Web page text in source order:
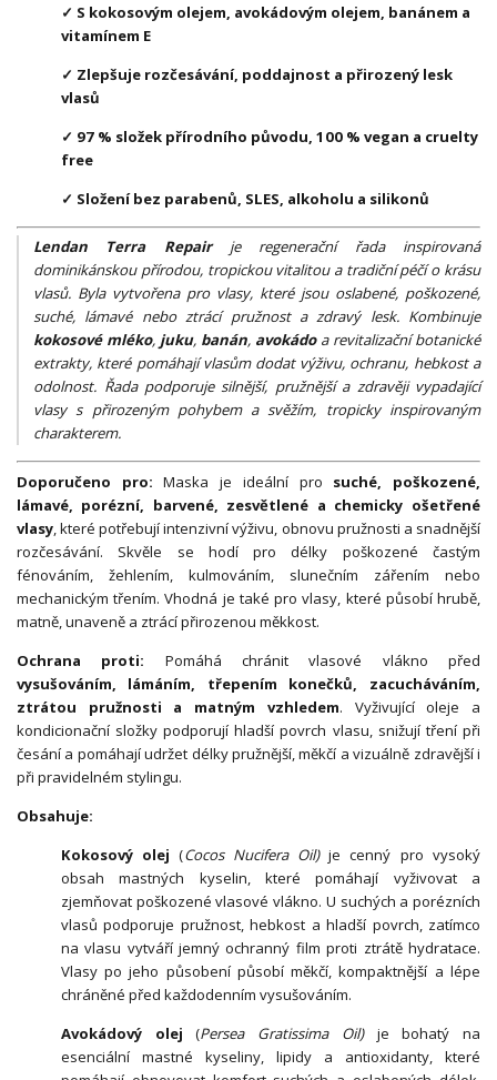
✓ S kokosovým olejem, avokádovým olejem, banánem a
vitamínem E
✓ Zlepšuje rozčesávání, poddajnost a přirozený lesk
vlasů
✓ 97 % složek přírodního původu, 100 % vegan a cruelty
free
✓ Složení bez parabenů, SLES, alkoholu a silikonů
Lendan Terra Repairje regenerační řada inspirovaná
dominikánskou přírodou, tropickou vitalitou a tradiční péčí o krásu
vlasů. Byla vytvořena pro vlasy, které jsou oslabené, poškozené,
suché, lámavé nebo ztrácí pružnost a zdravý lesk. Kombinuje
kokosové mléko, juku, banán, avokádoa revitalizační botanické
extrakty, které pomáhají vlasům dodat výživu, ochranu, hebkost a
odolnost. Řada podporuje silnější, pružnější a zdravěji vypadající
vlasy s přirozeným pohybem a svěžím, tropicky inspirovaným
charakterem.
Doporučeno pro:Maska je ideální pro suché, poškozené,
lámavé, porézní, barvené, zesvětlené a chemicky ošetřené
vlasy, které potřebují intenzivní výživu, obnovu pružnosti a snadnější
rozčesávání. Skvěle se hodí pro délky poškozené častým
fénováním, žehlením, kulmováním, slunečním zářením nebo
mechanickým třením. Vhodná je také pro vlasy, které působí hrubě,
matně, unaveně a ztrácí přirozenou měkkost.
Ochrana proti: Pomáhá chránit vlasové vlákno před
vysušováním, lámáním, třepením konečků, zacucháváním,
ztrátou pružnosti a matným vzhledem. Vyživující oleje a
kondicionační složky podporují hladší povrch vlasu, snižují tření při
česání a pomáhají udržet délky pružnější, měkčí a vizuálně zdravější i
při pravidelném stylingu.
Obsahuje:
Kokosový olej (Cocos Nucifera Oil)je cenný pro vysoký
obsah mastných kyselin, které pomáhají vyživovat a
zjemňovat poškozené vlasové vlákno. U suchých a porézních
vlasů podporuje pružnost, hebkost a hladší povrch, zatímco
na vlasu vytváří jemný ochranný film proti ztrátě hydratace.
Vlasy po jeho působení působí měkčí, kompaktnější a lépe
chráněné před každodenním vysušováním.
Avokádový olej (Persea Gratissima Oil)je bohatý na
esenciální mastné kyseliny, lipidy a antioxidanty, které